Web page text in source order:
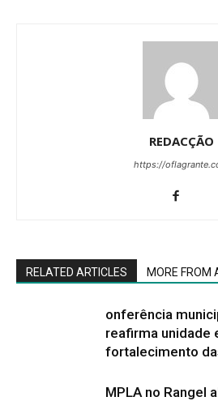
REDACÇÃO
https://
RELATED ARTICLES MORE FROM
onferência
reafirma unidade
fortalecimento
MPLA no Rangel